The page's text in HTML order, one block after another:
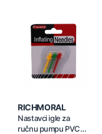
RICHMORAL
Nastavci igle za
ručnu pumpu PVC